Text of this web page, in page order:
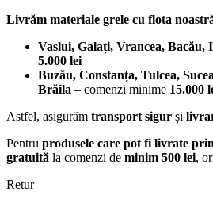
Livrăm materiale grele cu flota
Vaslui, Galați, Vrancea, Bacău,
5.000 lei
Buzău, Constanța, Tulcea,
Brăila – comenzi minime 15.000
Astfel, asigurăm transport sigur și
Pentru produsele care pot fi livrate
gratuită la comenzi de minim 500 lei,
Retur